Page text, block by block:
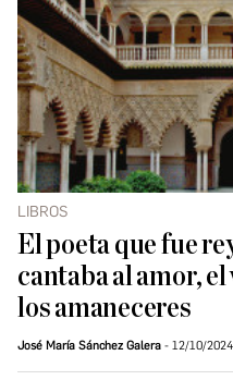
LIBROS
El poeta que fue
cantaba al amor,
los amaneceres
José María Sánchez Galera 12/10/2024